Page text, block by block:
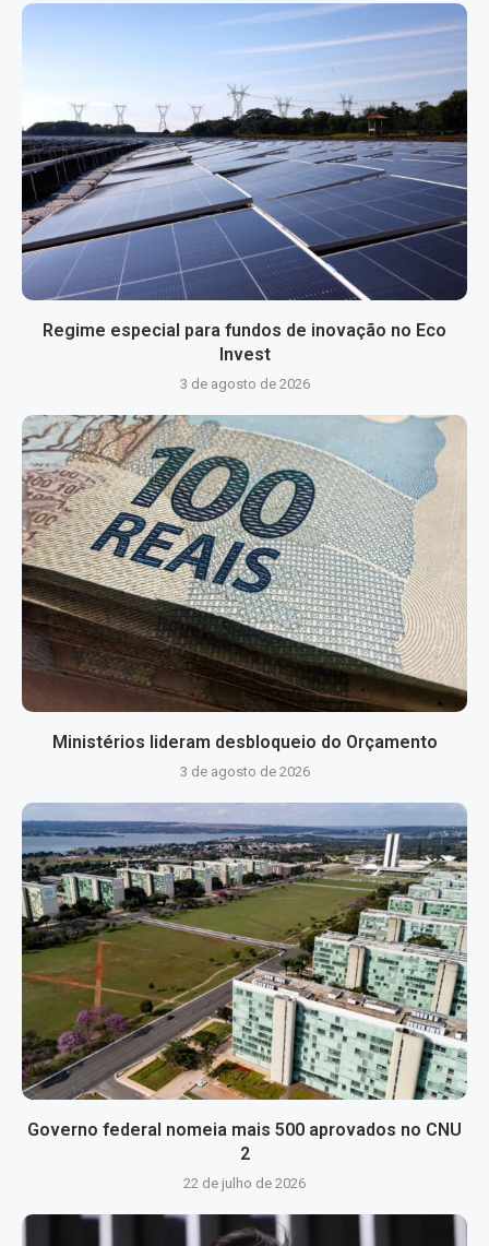
Regime especial para fundos de inovação no Eco
Invest
3 de agosto de 2026
Ministérios lideram desbloqueio do Orçamento
3 de agosto de 2026
Governo federal nomeia mais 500 aprovados no CNU
2
22 de julho de 2026